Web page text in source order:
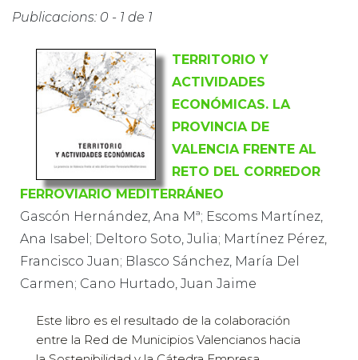
Publicacions: 0 - 1 de 1
TERRITORIO Y
ACTIVIDADES
ECONÓMICAS. LA
PROVINCIA DE
VALENCIA FRENTE AL
RETO DEL CORREDOR
FERROVIARIO MEDITERRÁNEO
Gascón Hernández, Ana Mª; Escoms Martínez,
Ana Isabel; Deltoro Soto, Julia; Martínez Pérez,
Francisco Juan; Blasco Sánchez, María Del
Carmen; Cano Hurtado, Juan Jaime
Este libro es el resultado de la colaboración
entre la Red de Municipios Valencianos hacia